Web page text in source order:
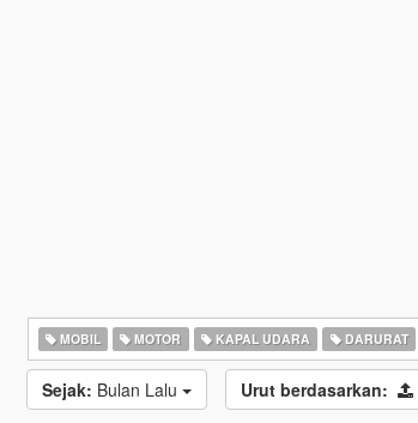
MOBIL MOTOR KAPAL UDARA DARURAT
Sejak: Bulan Lalu Urut berdasarkan: